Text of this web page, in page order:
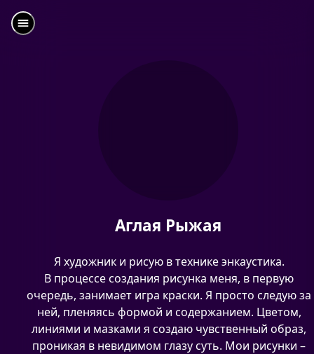
Аглая Рыжая
Я художник и рисую в технике энкаустика.
В процессе создания рисунка меня, в первую
очередь, занимает игра краски. Я просто следую за
ней, пленяясь формой и содержанием. Цветом,
линиями и мазками я создаю чувственный образ,
проникая в невидимом глазу суть. Мои рисунки –